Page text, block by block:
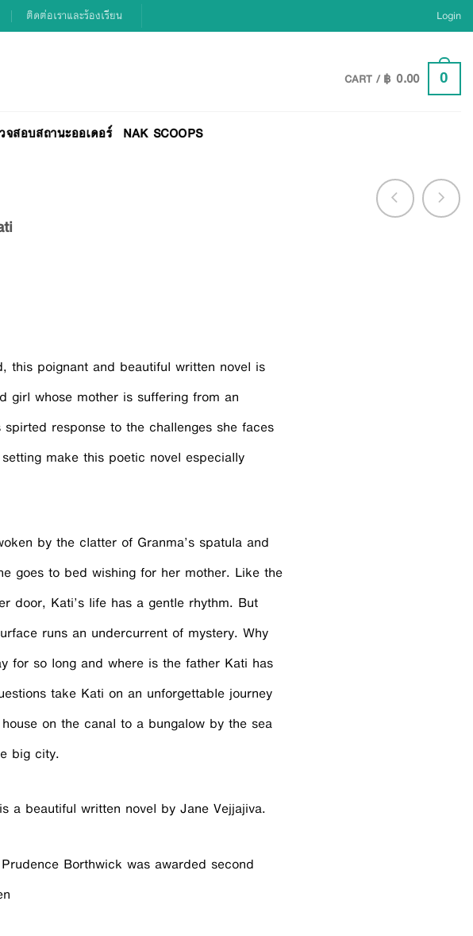
ติดต่อเราและร้องเรียน Login
CART /฿ 0.00 0
จสอบสถานะออเดอร์ NAK SCOOPS
this poignant and beautiful written novel is
girl whose mother is suffering from an
spirted response to the challenges she faces
make this poetic novel especially
by the clatter of Granma’s spatula and
goes to bed wishing for her mother. Like the
door, Kati’s life has a gentle rhythm. But
runs an undercurrent of mystery. Why
for so long and where is the father Kati has
take Kati on an unforgettable journey
on the canal to a bungalow by the sea
big city.
a beautiful written novel by Jane Vejjajiva.
Borthwick was awarded second